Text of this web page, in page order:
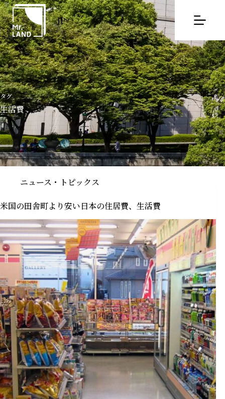
コ
ン
テ
ン
ツ
へ
ス
キ
ッ
プ
JP
タグ
生活費
ニュース・トピックス
米国の田舎町より安い日本の住居費、生活費